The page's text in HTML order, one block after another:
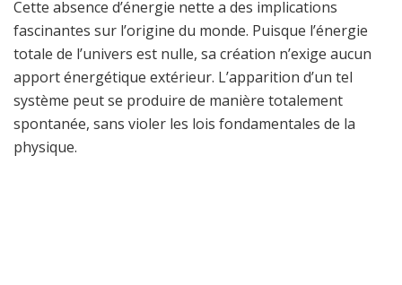
Cette absence d’énergie nette a des implications
fascinantes sur l’origine du monde. Puisque l’énergie
totale de l’univers est nulle, sa création n’exige aucun
apport énergétique extérieur. L’apparition d’un tel
système peut se produire de manière totalement
spontanée, sans violer les lois fondamentales de la
physique.